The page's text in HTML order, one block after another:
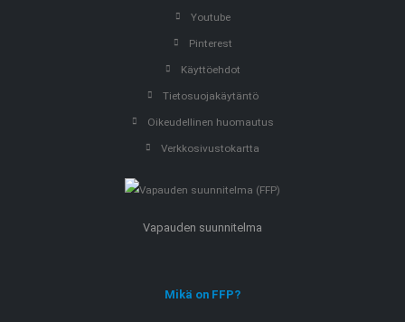
Youtube
Pinterest
Käyttöehdot
Tietosuojakäytäntö
Oikeudellinen huomautus
Verkkosivustokartta
Vapauden suunnitelma
Mikä on FFP?